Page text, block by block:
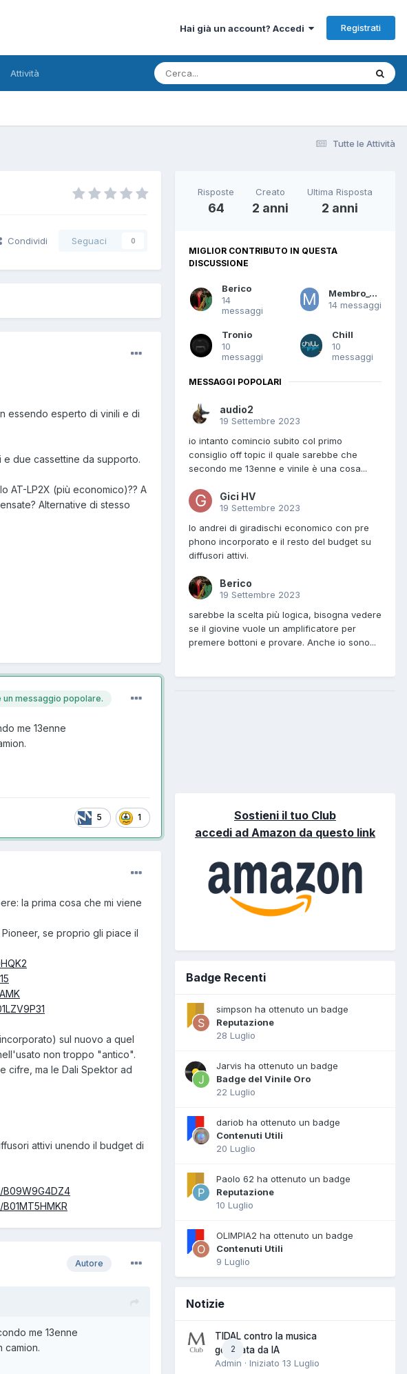
Hai già un account? Accedi Registrati
Attività
Tutte le Attività
Condividi Seguaci 0
essendo esperto di vinili e di
e due cassettine da supporto.
AT-LP2X (più economico)?? A
Alternative di stesso
un messaggio popolare.
me 13enne
5 1
la prima cosa che mi viene
se proprio gli piace il
sul nuovo a quel
non troppo "antico".
cifre, ma le Dali Spektor ad
attivi unendo il budget di
B09W9G4DZ4
Autore
me 13enne
camion.
Risposte
64
Creato
2 anni
Ultima Risposta
2 anni
MIGLIOR CONTRIBUTO IN QUESTA
DISCUSSIONE
Berico
14
messaggi
Membro_0020
14 messaggi
Tronio
10
messaggi
Chill
10
messaggi
MESSAGGI POPOLARI
audio2
19 Settembre 2023
io intanto comincio subito col primo
consiglio off topic il quale sarebbe che
secondo me 13enne e vinile è una cosa...
Gici HV
19 Settembre 2023
Io andrei di giradischi economico con pre
phono incorporato e il resto del budget su
diffusori attivi.
Berico
19 Settembre 2023
sarebbe la scelta più logica, bisogna vedere
se il giovine vuole un amplificatore per
premere bottoni e provare. Anche io sono...
Sostieni il tuo Club
accedi ad Amazon da questo link
Badge Recenti
simpson ha ottenuto un badge
Reputazione
28 Luglio
Jarvis ha ottenuto un badge
Badge del Vinile Oro
22 Luglio
dariob ha ottenuto un badge
Contenuti Utili
20 Luglio
Paolo 62 ha ottenuto un badge
Reputazione
10 Luglio
OLIMPIA2 ha ottenuto un badge
Contenuti Utili
9 Luglio
Notizie
2
TIDAL contro la musica
generata da IA
Admin · Iniziato 13 Luglio